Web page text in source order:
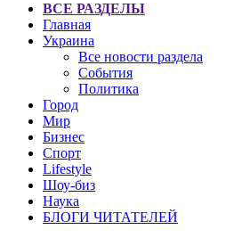
ВСЕ РАЗДЕЛЫ
Главная
Украина
Все новости раздела
События
Политика
Город
Мир
Бизнес
Спорт
Lifestyle
Шоу-биз
Наука
БЛОГИ ЧИТАТЕЛЕЙ